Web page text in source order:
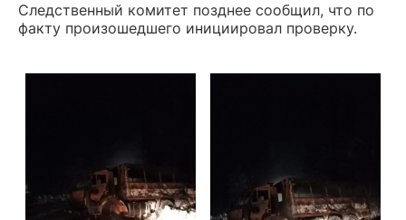
Следственный комитет позднее сообщил, что по
факту произошедшего инициировал проверку.